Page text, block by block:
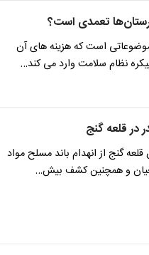
تعمدی است؟
است که هزینه های آن
نظام سلامت وارد می کند…
در قلعه گنج
گنج از انهدام باند مسلح مواد
و همچنین کشف بیش…